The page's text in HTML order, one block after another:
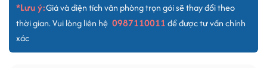
*Lưu ý:Giá và diện tích văn phòng trọn gói sẽ thay đổi theo
thời gian. Vui lòng liên hệ 0987110011để được tư vấn chính
xác